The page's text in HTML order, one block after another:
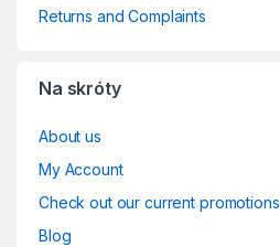
Returns and Complaints
Na skróty
About us
My Account
Check out our current promotions
Blog